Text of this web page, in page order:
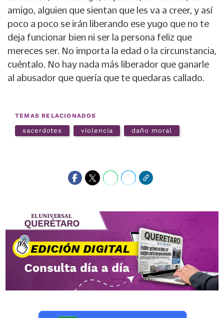
amigo, alguien que sientan que les va a creer, y así
poco a poco se irán liberando ese yugo que no te
deja funcionar bien ni ser la persona feliz que
mereces ser. No importa la edad o la circunstancia,
cuéntalo. No hay nada más liberador que ganarle
al abusador que quería que te quedaras callado.
TEMAS RELACIONADOS
sacerdotes violencia daño moral